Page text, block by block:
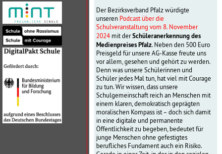
Der Bezirksverband Pfalz würdigte
unseren Podcast über die
Schulveranstaltung vom 8. November
2024 mit derSchüleranerkennung des
Medienpreises Pfalz. Neben den 500 Euro
Preisgeld für unsere AG-Kasse freute uns
vor allem, gesehen und gehört zu werden.
Denn was unsere Schülerinnen und
Schüler jedes Mal tun, hat viel mit Courage
zu tun. Wir wissen, dass unsere
Schulgemeinschaft reich an Menschen mit
einem klaren, demokratisch geprägten
moralischen Kompass ist – doch sich damit
in eine digitale und permanente
Öffentlichkeit zu begeben, bedeutet für
junge Menschen ohne gefestigtes
berufliches Fundament auch ein Risiko.